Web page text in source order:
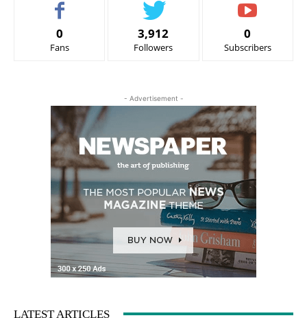
0
Fans
3,912
Followers
0
Subscribers
- Advertisement -
LATEST ARTICLES